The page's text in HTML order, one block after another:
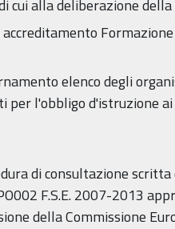
cui alla deliberazione
elenco degli
per l'obbligo d'istruzione ai
di consultazione
F.S.E. 2007-2013
della Commissione